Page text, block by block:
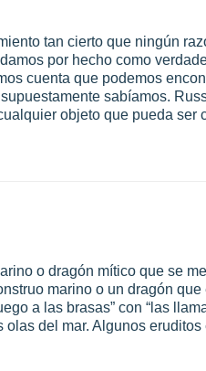
tan cierto que ningún
por hecho como
cuenta que podemos
sabíamos.
objeto que pueda ser
o dragón mítico que se
marino o un dragón
a las brasas” con “las
del mar. Algunos